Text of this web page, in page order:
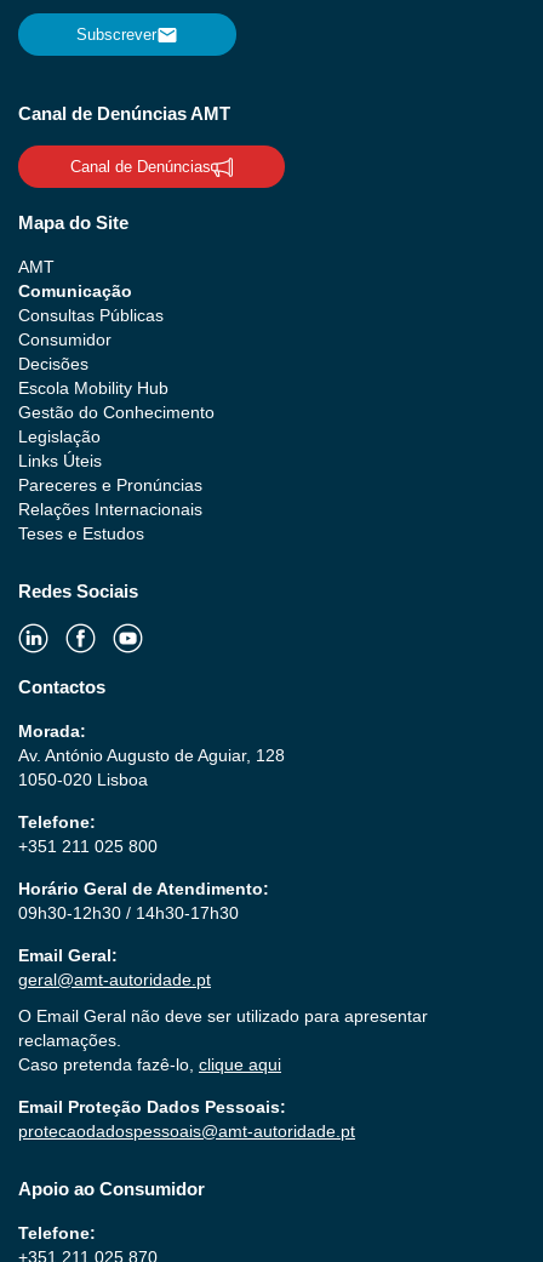
Subscrever
Canal de Denúncias AMT
Canal de Denúncias
Mapa do Site
AMT
Comunicação
Consultas Públicas
Consumidor
Decisões
Escola Mobility Hub
Gestão do Conhecimento
Legislação
Links Úteis
Pareceres e Pronúncias
Relações Internacionais
Teses e Estudos
Redes Sociais
Contactos
Morada:
Av. António Augusto de Aguiar, 128
1050-020 Lisboa
Telefone:
+351 211 025 800
Horário Geral de Atendimento:
09h30-12h30 / 14h30-17h30
Email Geral:
geral@amt-autoridade.pt
O Email Geral não deve ser utilizado para apresentar
reclamações.
Caso pretenda fazê-lo, clique aqui
Email Proteção Dados Pessoais:
protecaodadospessoais@amt-autoridade.pt
Apoio ao Consumidor
Telefone:
+351 211 025 870